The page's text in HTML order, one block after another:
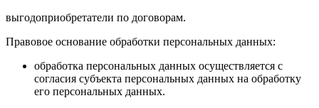
выгодоприобретатели по договорам.
Правовое основание обработки персональных данных:
обработка персональных данных осуществляется с
согласия субъекта персональных данных на обработку
его персональных данных.